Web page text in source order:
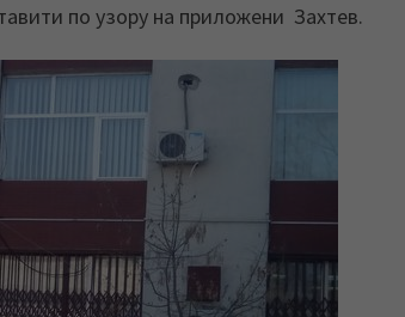
по узору на приложени Захтев.